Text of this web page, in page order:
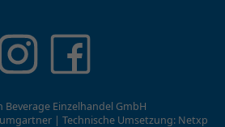
Beverage Einzelhandel GmbH
| Technische Umsetzung: Netxp